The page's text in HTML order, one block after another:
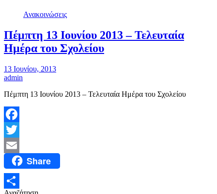
Ανακοινώσεις
Πέμπτη 13 Ιουνίου 2013 – Τελευταία
Ημέρα του Σχολείου
13 Ιουνίου, 2013
admin
Πέμπτη 13 Ιουνίου 2013 – Τελευταία Ημέρα του Σχολείου
Facebook
Twitter
Email Share